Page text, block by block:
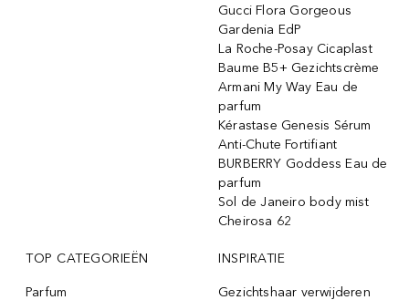
Gucci Flora Gorgeous
Gardenia EdP
La Roche-Posay Cicaplast
Baume B5+ Gezichtscrème
Armani My Way Eau de
parfum
Kérastase Genesis Sérum
Anti-Chute Fortifiant
BURBERRY Goddess Eau de
parfum
Sol de Janeiro body mist
Cheirosa 62
TOP CATEGORIEËN
Parfum
INSPIRATIE
Gezichtshaar verwijderen